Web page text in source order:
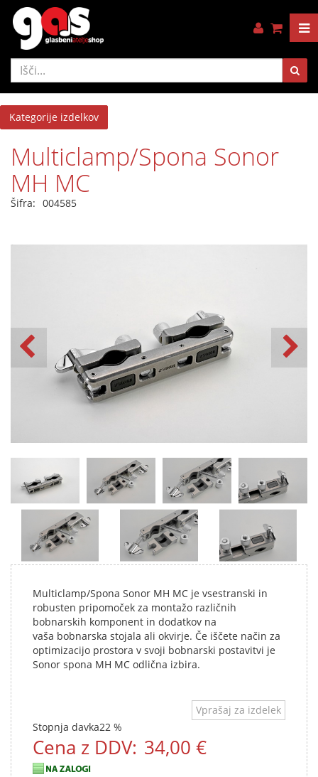
Kategorije izdelkov
Multiclamp/Spona Sonor
MH MC
Šifra: 004585
Multiclamp/Spona Sonor MH MC je vsestranski in
robusten pripomoček za montažo različnih
bobnarskih komponent in dodatkov na
vaša bobnarska stojala ali okvirje. Če iščete način za
optimizacijo prostora v svoji bobnarski postavitvi je
Sonor spona MH MC odlična izbira.
Vprašaj za izdelek
Stopnja davka22 %
Cena z DDV: 34,00 €